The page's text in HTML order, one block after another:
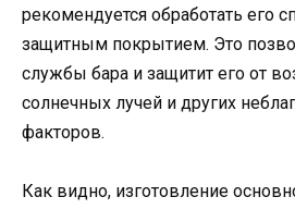
рекомендуется обработать его
защитным покрытием. Это
службы бара и защитит его от
солнечных лучей и других
факторов.
Как видно, изготовление